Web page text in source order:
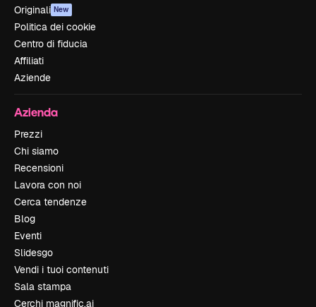
Originali New
Politica dei cookie
Centro di fiducia
Affiliati
Aziende
Azienda
Prezzi
Chi siamo
Recensioni
Lavora con noi
Cerca tendenze
Blog
Eventi
Slidesgo
Vendi i tuoi contenuti
Sala stampa
Cerchi magnific.ai